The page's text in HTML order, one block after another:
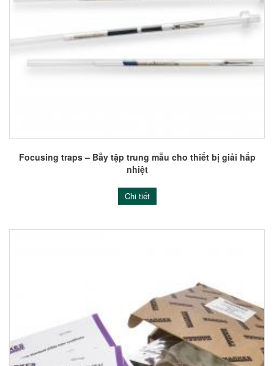
Focusing traps – Bẫy tập trung mẫu cho thiết bị giải hấp
nhiệt
Chi tiết